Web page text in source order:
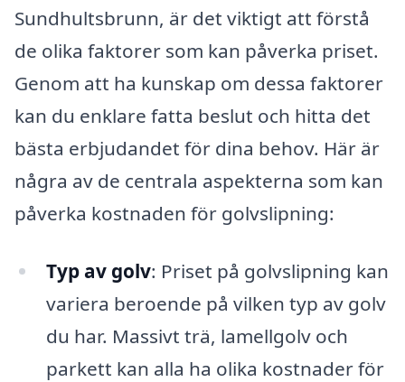
Sundhultsbrunn, är det viktigt att förstå
de olika faktorer som kan påverka priset.
Genom att ha kunskap om dessa faktorer
kan du enklare fatta beslut och hitta det
bästa erbjudandet för dina behov. Här är
några av de centrala aspekterna som kan
påverka kostnaden för golvslipning:
Typ av golv: Priset på golvslipning kan
variera beroende på vilken typ av golv
du har. Massivt trä, lamellgolv och
parkett kan alla ha olika kostnader för